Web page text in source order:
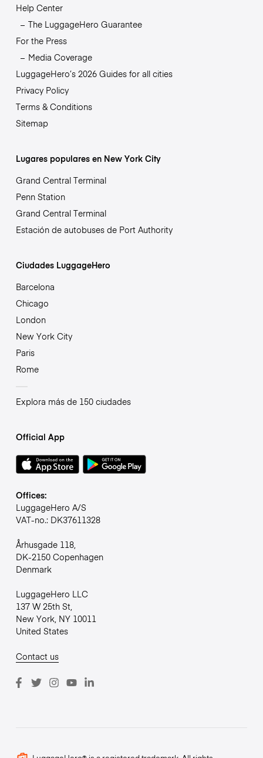
Help Center
The LuggageHero Guarantee
For the Press
Media Coverage
LuggageHero’s 2026 Guides for all cities
Privacy Policy
Terms & Conditions
Sitemap
Lugares populares en New York City
Grand Central Terminal
Penn Station
Grand Central Terminal
Estación de autobuses de Port Authority
Ciudades LuggageHero
Barcelona
Chicago
London
New York City
Paris
Rome
Explora más de 150 ciudades
Official App
Offices:
LuggageHero A/S
VAT-no.: DK37611328
Århusgade 118,
DK-2150 Copenhagen
Denmark
LuggageHero LLC
137 W 25th St,
New York, NY 10011
United States
Contact us